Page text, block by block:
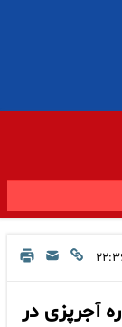
آجرپزی در